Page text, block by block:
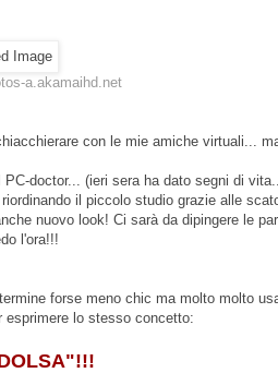
a.akamaihd.net
con le mie amiche virtuali...
doctor... (ieri sera ha dato segni di
il piccolo studio grazie alle
nuovo look! Ci sarà da dipingere le
l'ora!!!
forse meno chic ma molto molto
lo stesso concetto: